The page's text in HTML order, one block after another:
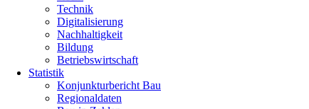
Technik
Digitalisierung
Nachhaltigkeit
Bildung
Betriebswirtschaft
Statistik
Konjunkturbericht Bau
Regionaldaten